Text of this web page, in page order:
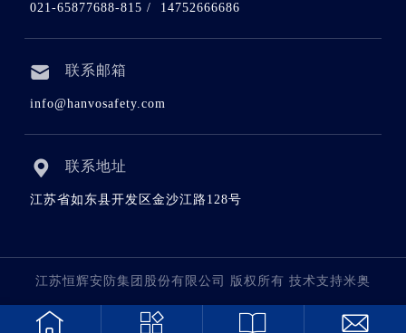
021-65877688-815 / 14752666686
联系邮箱
info@hanvosafety.com
联系地址
江苏省如东县开发区金沙江路128号
江苏恒辉安防集团股份有限公司 版权所有 技术支持米奥
  